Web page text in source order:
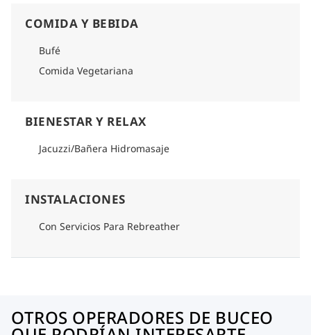
COMIDA Y BEBIDA
Bufé
Comida Vegetariana
BIENESTAR Y RELAX
Jacuzzi/Bañera Hidromasaje
INSTALACIONES
Con Servicios Para Rebreather
OTROS OPERADORES DE BUCEO